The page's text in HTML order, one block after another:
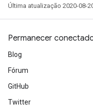
Última atualização 2020-08-
Permanecer
Blog
Fórum
GitHub
Twitter